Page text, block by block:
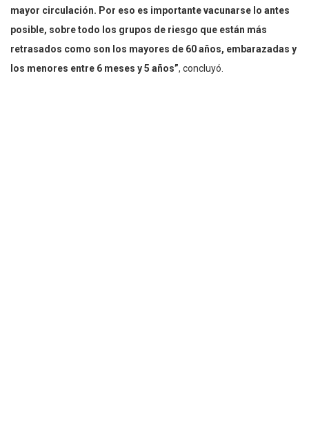
mayor circulación. Por eso es importante vacunarse lo antes
posible, sobre todo los grupos de riesgo que están más
retrasados como son los mayores de 60 años, embarazadas y
los menores entre 6 meses y 5 años”, concluyó.